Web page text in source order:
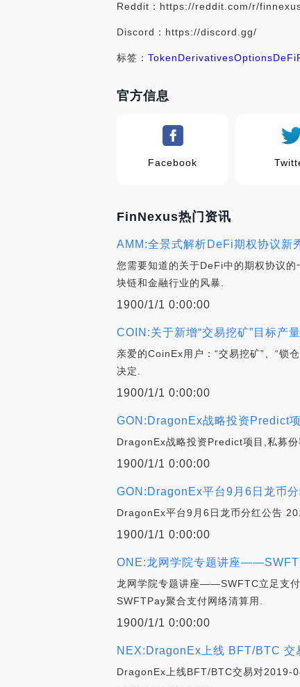
Reddit：https://reddit.com/r/
Discord：https://discord.gg/
标签： TokenDerivativesOptionsDeFi
官方信息
Facebook
FinNexus热门资讯
AMM:全景式解析DeFi期权协议
您需要知道的关于DeFi中的期权协议
块链和金融行业的风暴.
1900/1/1 0:00:00
COIN:关于新增“交易挖矿”目标产
亲爱的CoinEx用户：“交易挖矿”、“锁
决定.
1900/1/1 0:00:00
GON:DragonEx战略投资Predict
DragonEx战略投资Predict项目,私募
1900/1/1 0:00:00
GON:DragonEx平台9月6日龙币
DragonEx平台9月6日龙币分红公告
1900/1/1 0:00:00
ONE:龙网学院专题讲座
龙网学院专题讲座——SWFTC立足支
SWFTPay聚合支付网络清算用.
1900/1/1 0:00:00
NEX:DragonEx上线 BFT/BTC 交
DragonEx上线BFT/BTC交易对2019-